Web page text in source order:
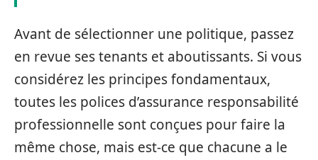
Avant de sélectionner une politique, passez
en revue ses tenants et aboutissants. Si vous
considérez les principes fondamentaux,
toutes les polices d’assurance responsabilité
professionnelle sont conçues pour faire la
même chose, mais est-ce que chacune a le